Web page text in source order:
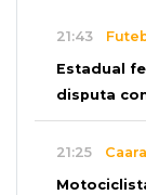
21:43
Estadual
disputa
21:25